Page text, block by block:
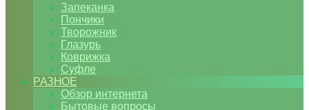
Запеканка
Пончики
Творожник
Глазурь
Коврижка
Суфле
РАЗНОЕ
Обзор интернета
Бытовые вопросы